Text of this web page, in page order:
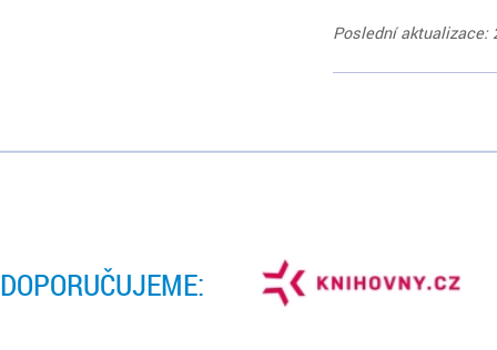
Poslední aktualizace:
DOPORUČUJEME: